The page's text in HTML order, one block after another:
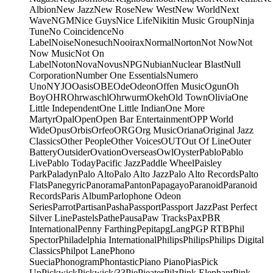
AlbionNew JazzNew RoseNew WestNew WorldNext
WaveNGMNice GuysNice LifeNikitin Music GroupNinja
TuneNo CoincidenceNo
LabelNoiseNonesuchNooiraxNormalNortonNot NowNot
Now MusicNot On
LabelNotonNovaNovusNPGNubianNuclear BlastNull
CorporationNumber One EssentialsNumero
UnoNYJOOasisOBEOdeOdeonOffen MusicOgunOh
BoyOHROhrwaschlOhrwurmOkehOld TownOliviaOne
Little IndependentOne Little IndianOne More
MartyrOpalOpenOpen Bar EntertainmentOPP World
WideOpusOrbisOrfeoORGOrg MusicOrianaOriginal Jazz
ClassicsOther PeopleOther VoicesOUTOut Of LineOuter
BatteryOutsiderOvationOverseasOwlOysterPabloPablo
LivePablo TodayPacific JazzPaddle WheelPaisley
ParkPaladynPalo AltoPalo Alto JazzPalo Alto RecordsPalto
FlatsPanegyricPanoramaPantonPapagayoParanoidParanoid
RecordsParis AlbumParlophone Odeon
SeriesParrotPartisanPashaPassportPassport JazzPast Perfect
Silver LinePastelsPathePausaPaw TracksPaxPBR
InternationalPenny FarthingPepitapgLangPGP RTBPhil
SpectorPhiladelphia InternationalPhilipsPhilipsPhilips Digital
ClassicsPhilpot LanePhono
SueciaPhonogramPhontasticPiano PianoPiasPick